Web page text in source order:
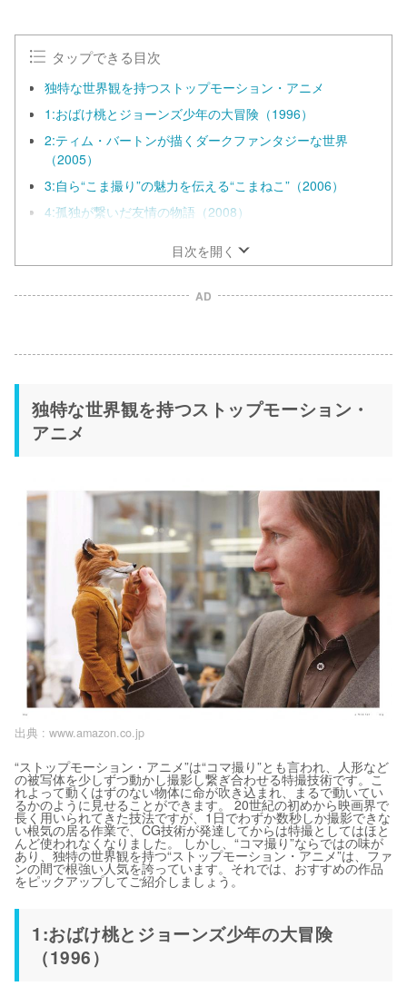
タップできる目次
独特な世界観を持つストップモーション・アニメ
1:おばけ桃とジョーンズ少年の大冒険（1996）
2:ティム・バートンが描くダークファンタジーな世界
（2005）
3:自ら“こま撮り”の魅力を伝える“こまねこ”（2006）
4:孤独が繋いだ友情の物語（2008）
目次を開く
AD
独特な世界観を持つストップモーション・
アニメ
出典 : www.amazon.co.jp
“ストップモーション・アニメ”は“コマ撮り”とも言われ、人形など
の被写体を少しずつ動かし撮影し繋ぎ合わせる特撮技術です。こ
れよって動くはずのない物体に命が吹き込まれ、まるで動いてい
るかのように見せることができます。 20世紀の初めから映画界で
長く用いられてきた技法ですが、1日でわずか数秒しか撮影できな
い根気の居る作業で、CG技術が発達してからは特撮としてはほと
んど使われなくなりました。 しかし、“コマ撮り”ならではの味が
あり、独特の世界観を持つ“ストップモーション・アニメ”は、ファ
ンの間で根強い人気を誇っています。それでは、おすすめの作品
をピックアップしてご紹介しましょう。
1:おばけ桃とジョーンズ少年の大冒険
（1996）